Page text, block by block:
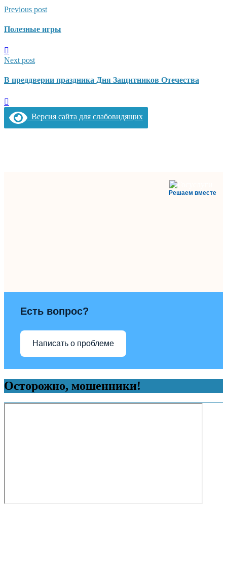
Previous post
Полезные игры
Next post
В преддверии праздника Дня Защитников Отечества
Версия сайта для слабовидящих
Решаем вместе
Есть вопрос?
Написать о проблеме
Осторожно, мошенники!